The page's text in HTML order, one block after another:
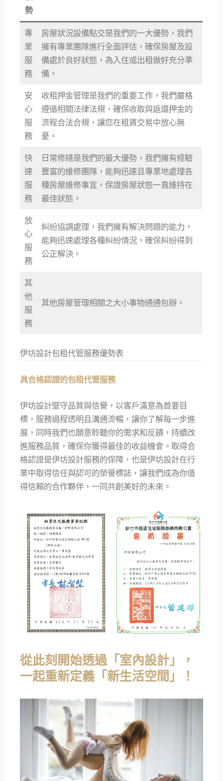
勢
專
業
服
務
房屋狀況設備點交是我們的一大優勢，我們
擁有專業團隊進行全面評估，確保房屋及設
備處於良好狀態，為入住或出租做好充分準
備。
安
心
服
務
收租押金管理是我們的重要工作，我們嚴格
遵循相關法律法規，確保收取與返還押金的
流程合法合規，讓您在租賃交易中放心無
憂。
快
速
服
務
日常修繕是我們的最大優勢，我們擁有經驗
豐富的維修團隊，能夠迅速且專業地處理各
種房屋維修事宜，保證房屋狀態一直維持在
最佳狀態。
放
心
服
務
糾紛協調處理，我們擁有解決問題的能力，
能夠迅速處理各種糾紛情況，確保糾紛得到
公正解決。
其
他
服
務
其他房屋管理相關之大小事物通通包辦。
伊坊設計包租代管服務優勢表
具合格認證的包租代管服務
伊坊設計堅守品質與信譽，以客戶滿意為首要目
標，服務過程透明且溝通流暢，讓你了解每一步進
展，同時我們也願意聆聽你的需求和反饋，持續改
進服務品質，確保你獲得最佳的收益機會。取得合
格認證是伊坊設計服務的保障，也是伊坊設計在行
業中取得信任與認可的榮譽標誌，讓我們成為你值
得信賴的合作夥伴，一同共創美好的未來。
從此刻開始透過「室內設計」，
一起重新定義「新生活空間」！